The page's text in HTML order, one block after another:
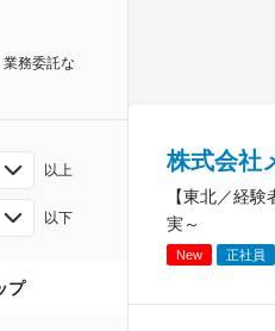
務委託な
以上
以下
プ
株式会社
【東北／経
実～
New 正社員